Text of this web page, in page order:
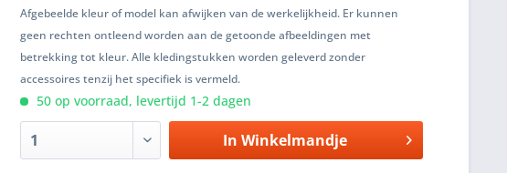
Afgebeelde kleur of model kan afwijken van de werkelijkheid. Er kunnen
geen rechten ontleend worden aan de getoonde afbeeldingen met
betrekking tot kleur. Alle kledingstukken worden geleverd zonder
accessoires tenzij het specifiek is vermeld.
50 op voorraad, levertijd 1-2 dagen
In Winkelmandje